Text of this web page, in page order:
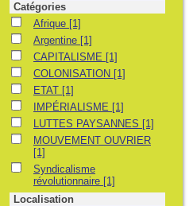
Catégories
AfriqueAfrique [1]
ArgentineArgentine [1]
CAPITALISME
CAPITALISME [1]
COLONISATION
COLONISATION [1]
ETATETAT [1]
IMPÉRIALISME
IMPÉRIALISME [1]
LUTTES PAYSANNES
LUTTES PAYSANNES [1]
MOUVEMENT OUVRIER
MOUVEMENT OUVRIER
[1]
Syndicalisme révolutionnaire
Syndicalisme
révolutionnaire [1]
Localisation